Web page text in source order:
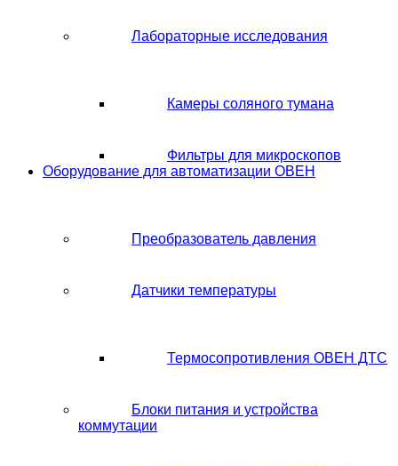
Лабораторные исследования
Камеры соляного тумана
Фильтры для микроскопов
Оборудование для автоматизации ОВЕН
Преобразователь давления
Датчики температуры
Термосопротивления ОВЕН ДТС
Блоки питания и устройства
коммутации